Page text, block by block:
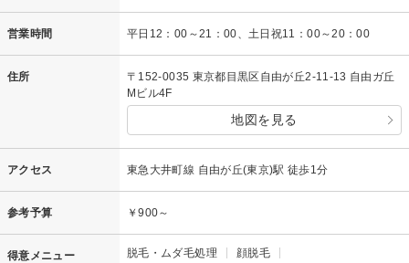
営業時間 平日12：00～21：00、土日祝11：00～20：00
住所
〒152-0035 東京都目黒区自由が丘2-11-13 自由ガ丘
Mビル4F
地図を見る
アクセス 東急大井町線 自由が丘(東京)駅 徒歩1分
参考予算 ￥900～
得意メニュー 脱毛・ムダ毛処理
顔脱毛